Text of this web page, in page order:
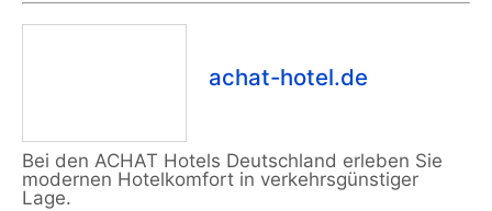
achat-hotel.de
Bei den ACHAT Hotels Deutschland erleben Sie
modernen Hotelkomfort in verkehrsgünstiger
Lage.